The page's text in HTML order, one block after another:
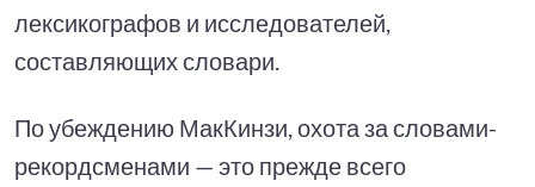
лексикографов и исследователей,
составляющих словари.
По убеждению МакКинзи, охота за словами-
рекордсменами — это прежде всего